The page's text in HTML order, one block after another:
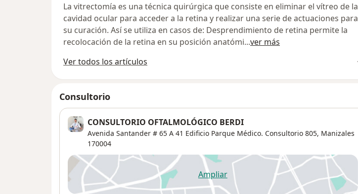
La vitrectomía es una técnica quirúrgica que consiste en eliminar el vítreo de la
cavidad ocular para acceder a la retina y realizar una serie de actuaciones para
su curación. Así se utiliza en casos de: Desprendimiento de retina permite la
recolocación de la retina en su posición anatómi...ver más
Ver todos los artículos
Consultorio
CONSULTORIO OFTALMOLÓGICO BERDI
Avenida Santander # 65 A 41 Edificio Parque Médico. Consultorio 805, Manizales
170004
Ampliarse abre en una nueva pestaña